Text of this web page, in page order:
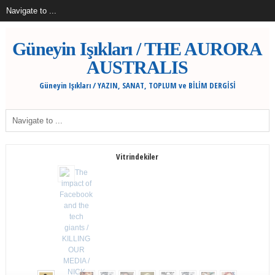
Güneyin Işıkları / THE AURORA
AUSTRALIS
Güneyin Işıkları / YAZIN, SANAT, TOPLUM ve BİLİM DERGİSİ
Vitrindekiler